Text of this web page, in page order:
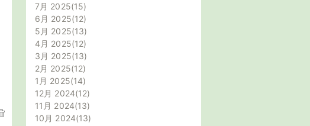
7月 2025 15
6月 2025 12
5月 2025 13
4月 2025 12
3月 2025 13
2月 2025 12
1月 2025 14
12月 2024 12
11月 2024 13
10月 2024 13